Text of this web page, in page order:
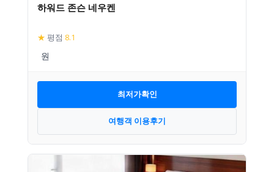
하워드 존슨 네우켄
★ 평점 8.1
최저가확인
여행객 이용후기